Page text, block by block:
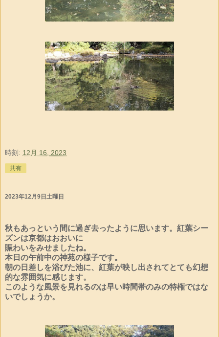
時刻: 12月 16, 2023
共有
2023年12月9日土曜日
秋もあっという間に過ぎ去ったように思います。紅葉シー
ズンは京都はおおいに
賑わいをみせましたね。
本日の午前中の神苑の様子です。
朝の日差しを浴びた池に、紅葉が映し出されてとても幻想
的な雰囲気に感じます。
このような風景を見れるのは早い時間帯のみの特権ではな
いでしょうか。